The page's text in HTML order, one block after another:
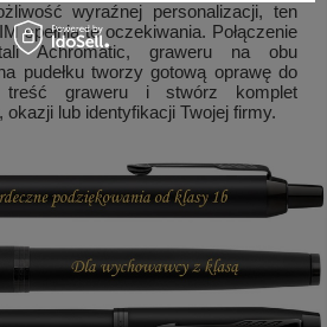
wyraźnej personalizacji, ten
spełnia te oczekiwania. Połączenie
Achromatic, graweru na obu
pudełku tworzy gotową oprawę do
treść graweru i stwórz komplet
lub identyfikacji Twojej firmy.